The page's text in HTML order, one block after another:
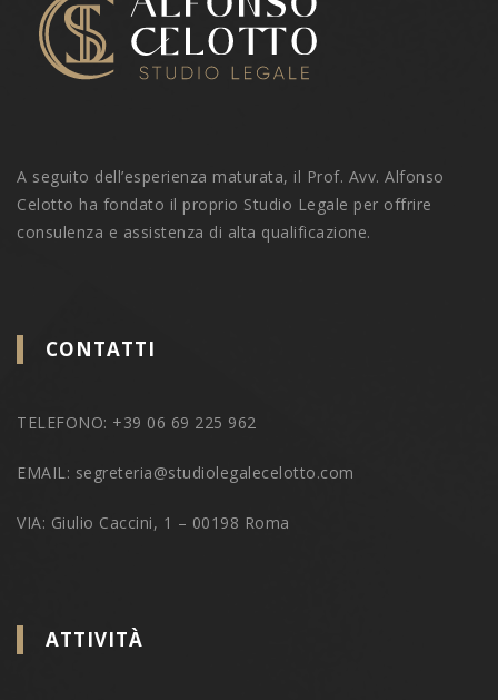
A seguito dell’esperienza maturata, il Prof. Avv. Alfonso
Celotto ha fondato il proprio Studio Legale per offrire
consulenza e assistenza di alta qualificazione.
CONTATTI
TELEFONO: +39 06 69 225 962
EMAIL: segreteria@studiolegalecelotto.com
VIA: Giulio Caccini, 1 – 00198 Roma
ATTIVITÀ